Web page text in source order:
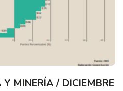
MINERÍA / DICIEMBRE